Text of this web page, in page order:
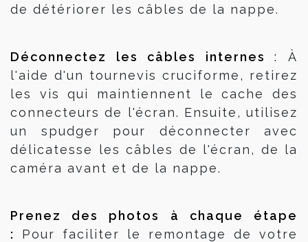
de détériorer les câbles de la nappe.
Déconnectez les câbles internes : À
l'aide d'un tournevis cruciforme, retirez
les vis qui maintiennent le cache des
connecteurs de l'écran. Ensuite, utilisez
un spudger pour déconnecter avec
délicatesse les câbles de l'écran, de la
caméra avant et de la nappe.
Prenez des photos à chaque étape
:
Pour faciliter le remontage de votre